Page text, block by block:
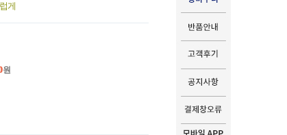
게
원